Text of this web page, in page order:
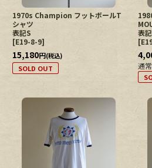
1970s Champion フットボールT
シャツ
表記S
[E19-8-9]
15,180円(税込)
SOLD OUT
表
[
通